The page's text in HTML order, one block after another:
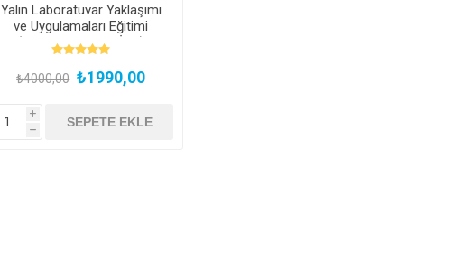
Yalın Laboratuvar Yaklaşımı
ve Uygulamaları Eğitimi
(Kayıttan Hemen İzle)
₺4000,00 ₺1990,00
i
h